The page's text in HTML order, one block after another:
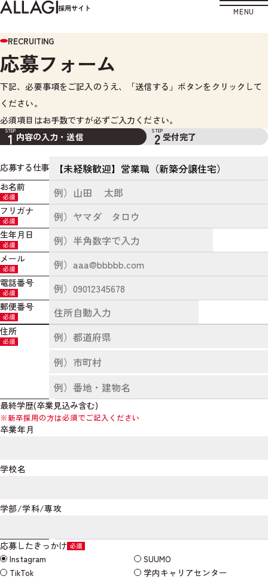
採用サイト MENU
RECRUITING
応募フォーム
下記、必要事項をご記入のうえ、「送信する」ボタンをクリックして
ください。
必須項目はお手数ですが必ずご入力ください。
STEP
1 内容の入力・送信 STEP
2 受付完了
応募する仕事
お名前
必須
フリガナ
必須
生年月日
必須
メール
必須
電話番号
必須
郵便番号
必須
住所
必須
最終学歴(卒業見込み含む)
※新卒採用の方は必須でご記入ください
卒業年月
学校名
学部/学科/専攻
応募したきっかけ 必須
Instagram
SUUMO
TikTok
学内キャリアセンター